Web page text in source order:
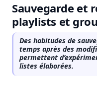
Sauvegarde et
playlists et
Des habitudes de
temps après des
permettent
listes élaborées.